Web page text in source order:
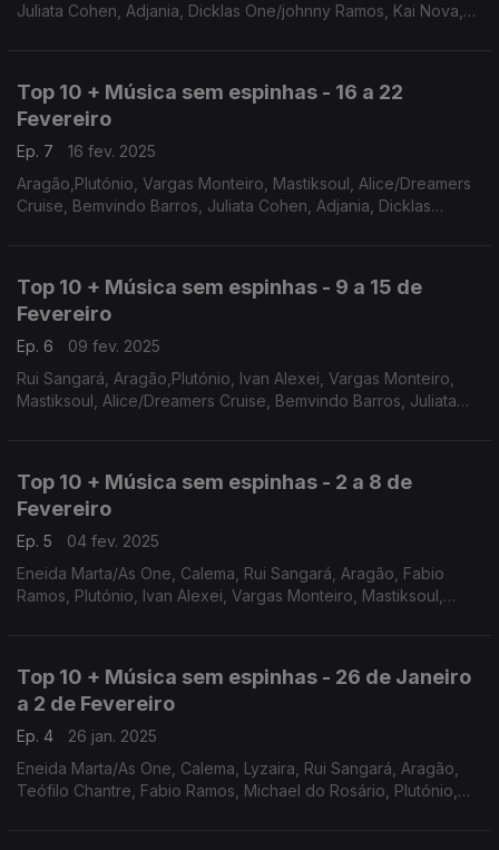
Juliata Cohen, Adjania, Dicklas One/johnny Ramos, Kai Nova,
Top 10 + Música sem espinhas - 16 a 22
Fevereiro
Ep. 7
16 fev. 2025
Aragão,Plutónio, Vargas Monteiro, Mastiksoul, Alice/Dreamers
Cruise, Bemvindo Barros, Juliata Cohen, Adjania, Dicklas
Top 10 + Música sem espinhas - 9 a 15 de
Fevereiro
Ep. 6
09 fev. 2025
Rui Sangará, Aragão,Plutónio, Ivan Alexei, Vargas Monteiro,
Mastiksoul, Alice/Dreamers Cruise, Bemvindo Barros, Juliata
Top 10 + Música sem espinhas - 2 a 8 de
Fevereiro
Ep. 5
04 fev. 2025
Eneida Marta/As One, Calema, Rui Sangará, Aragão, Fabio
Ramos, Plutónio, Ivan Alexei, Vargas Monteiro, Mastiksoul,
Top 10 + Música sem espinhas - 26 de Janeiro
a 2 de Fevereiro
Ep. 4
26 jan. 2025
Eneida Marta/As One, Calema, Lyzaira, Rui Sangará, Aragão,
Teófilo Chantre, Fabio Ramos, Michael do Rosário, Plutónio,